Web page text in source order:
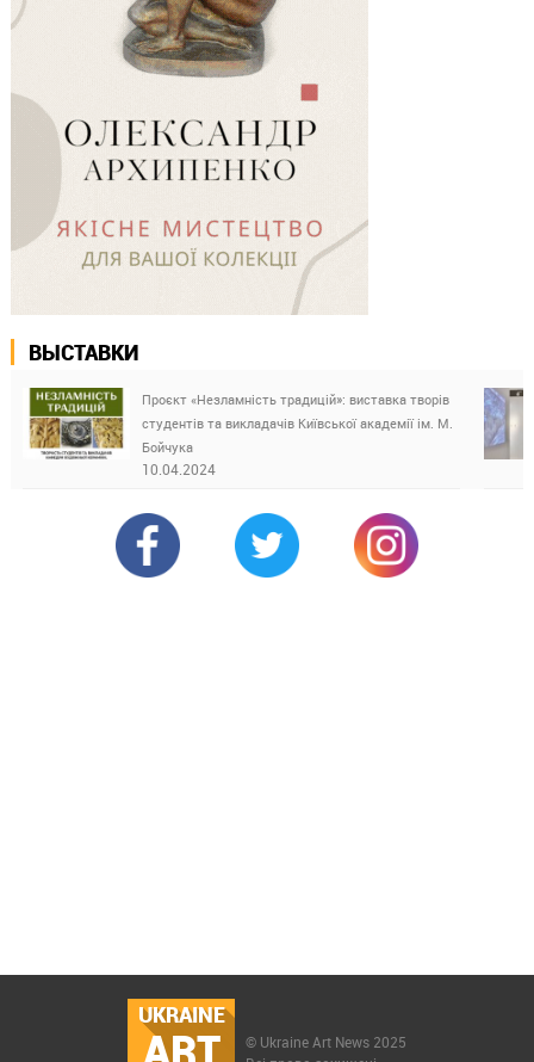
ВЫСТАВКИ
Проєкт «Незламність традицій»: виставка творів
студентів та викладачів Київської академії ім. М.
Бойчука
10.04.2024
UKRAINE
ART
© Ukraine Art News 2025